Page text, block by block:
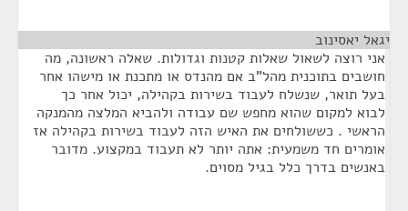
יגאל יאסינוב
אני רוצה לשאול שאלות קטנות וגדולות. שאלה ראשונה, מה
חושבים בתוכנית מהל"ב אם מהנדס או מתכנת או מישהו אחר
בעל תואר, שנשלח לעבוד בשירות בקהילה, יכול אחר כך
לבוא למקום שהוא מחפש שם עבודה ולהביא המלצה מהמנקה
הראשי . כששולחים את האיש הזה לעבוד בשירות בקהילה אז
אומרים חד משמעית: אתה יותר לא תעבוד במקצוע. מדובר
באנשים בדרך כלל בגיל מסוים.